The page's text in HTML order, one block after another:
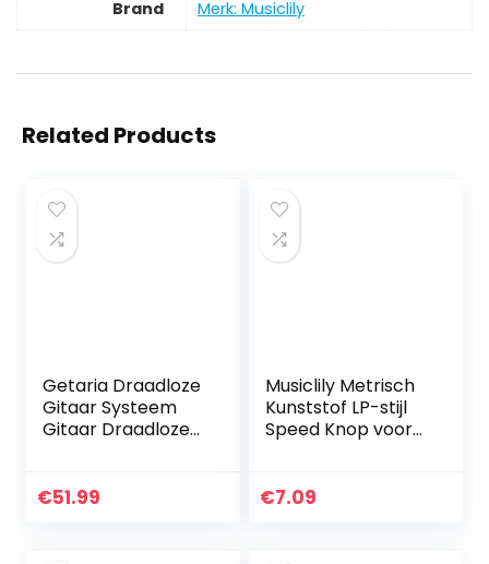
Brand Merk: Musiclily
Related Products
Getaria Draadloze
Gitaar Systeem
Gitaar Draadloze
Batterij Draadloze
€51.99
Musiclily Metrisch
Kunststof LP-stijl
Speed Knop voor
Zwart (4 Stuks)
€7.09